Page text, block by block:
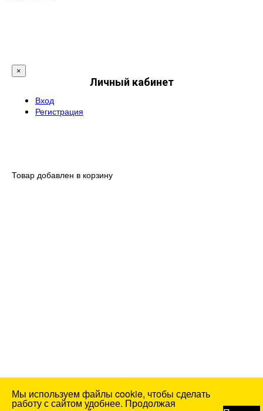
×
Личный кабинет
Вход
Регистрация
Товар добавлен в корзину
Мы используем файлы cookie, чтобы сделать
работу с сайтом удобнее. Продолжая